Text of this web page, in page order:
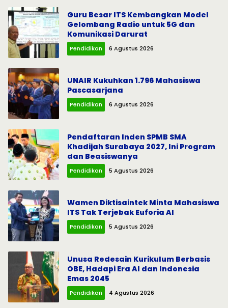
Guru Besar ITS Kembangkan Model
Gelombang Radio untuk 5G dan
Komunikasi Darurat
Pendidikan 6 Agustus 2026
UNAIR Kukuhkan 1.796 Mahasiswa
Pascasarjana
Pendidikan 6 Agustus 2026
Pendaftaran Inden SPMB SMA
Khadijah Surabaya 2027, Ini Program
dan Beasiswanya
Pendidikan 5 Agustus 2026
Wamen Diktisaintek Minta Mahasiswa
ITS Tak Terjebak Euforia AI
Pendidikan 5 Agustus 2026
Unusa Redesain Kurikulum Berbasis
OBE, Hadapi Era AI dan Indonesia
Emas 2045
Pendidikan 4 Agustus 2026